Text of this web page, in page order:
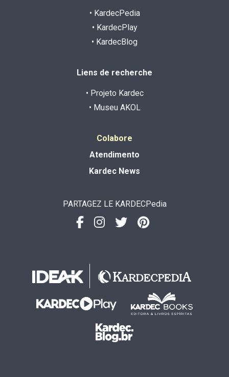
• KardecPedia
• KardecPlay
• KardecBlog
Liens de recherche
• Projeto Kardec
• Museu AKOL
Colabore
Atendimento
Kardec News
PARTAGEZ LE KARDECPedia